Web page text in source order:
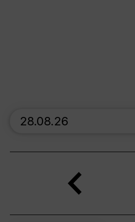
skip_calendar_timeline
Suche